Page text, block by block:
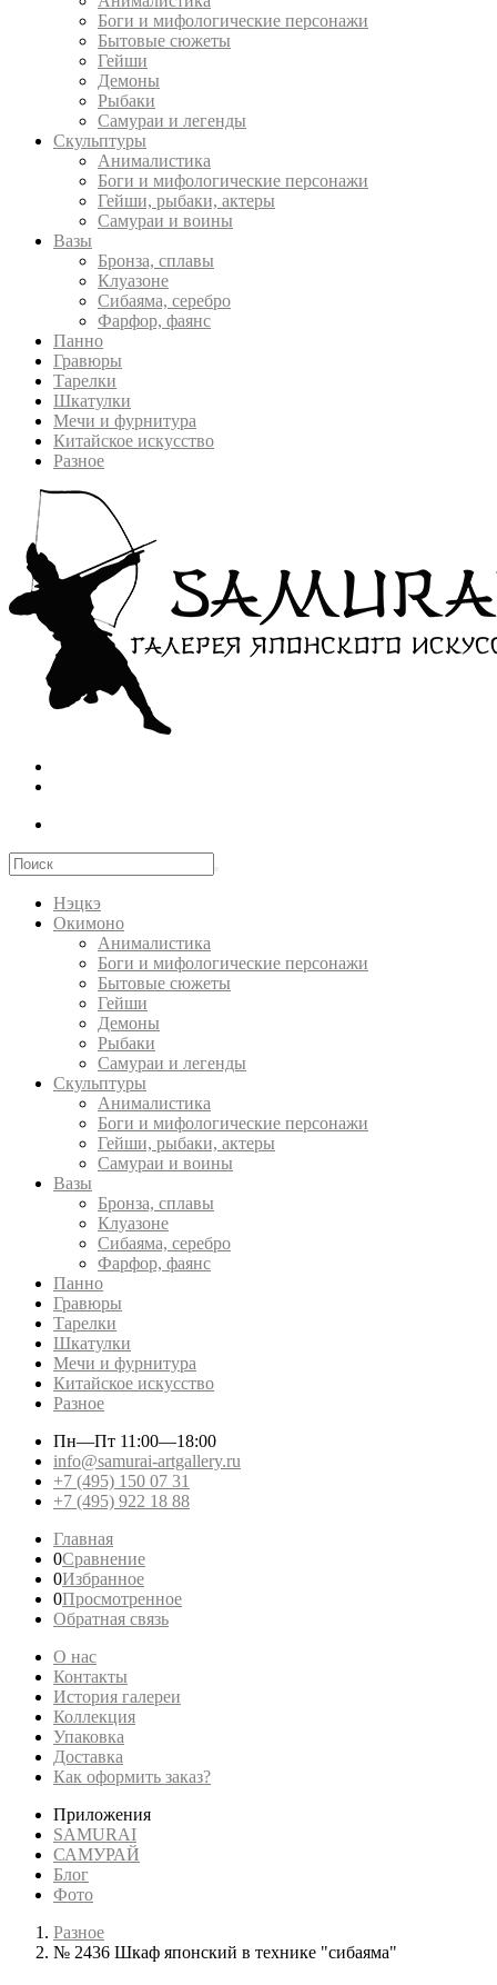
Боги и мифологические персонажи
Бытовые сюжеты
Гейши
Демоны
Рыбаки
Самураи и легенды
Скульптуры
Анималистика
Боги и мифологические персонажи
Гейши, рыбаки, актеры
Самураи и воины
Вазы
Бронза, сплавы
Клуазоне
Сибаяма, серебро
Фарфор, фаянс
Панно
Гравюры
Тарелки
Шкатулки
Мечи и фурнитура
Китайское искусство
Разное
Нэцкэ
Окимоно
Анималистика
Боги и мифологические персонажи
Бытовые сюжеты
Гейши
Демоны
Рыбаки
Самураи и легенды
Скульптуры
Анималистика
Боги и мифологические персонажи
Гейши, рыбаки, актеры
Самураи и воины
Вазы
Бронза, сплавы
Клуазоне
Сибаяма, серебро
Фарфор, фаянс
Панно
Гравюры
Тарелки
Шкатулки
Мечи и фурнитура
Китайское искусство
Разное
Пн—Пт 11:00—18:00
info@samurai-artgallery.ru
+7 (495) 150 07 31
+7 (495) 922 18 88
Главная
0Сравнение
0Избранное
0Просмотренное
Обратная связь
О нас
Контакты
История галереи
Коллекция
Упаковка
Доставка
Как оформить заказ?
Приложения
SAMURAI
САМУРАЙ
Блог
Фото
Разное
№ 2436 Шкаф японский в технике "сибаяма"